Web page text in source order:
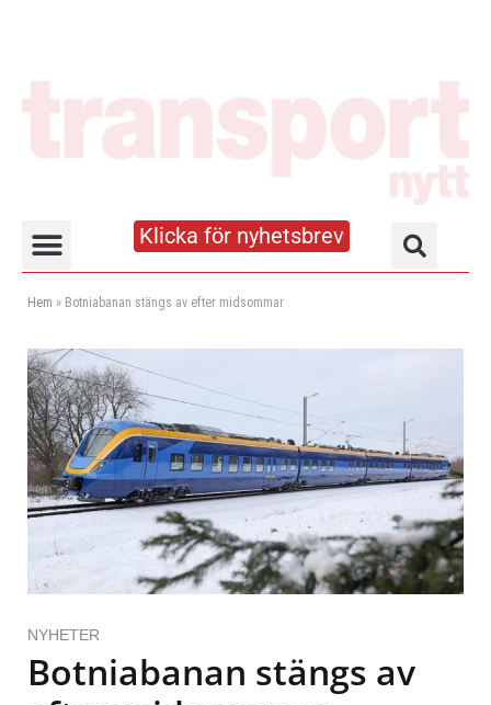
Klicka för nyhetsbrev
Hem » Botniabanan stängs av efter midsommar
NYHETER
Botniabanan stängs av